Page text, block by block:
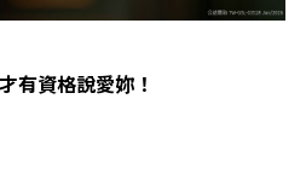
有資格說愛妳！